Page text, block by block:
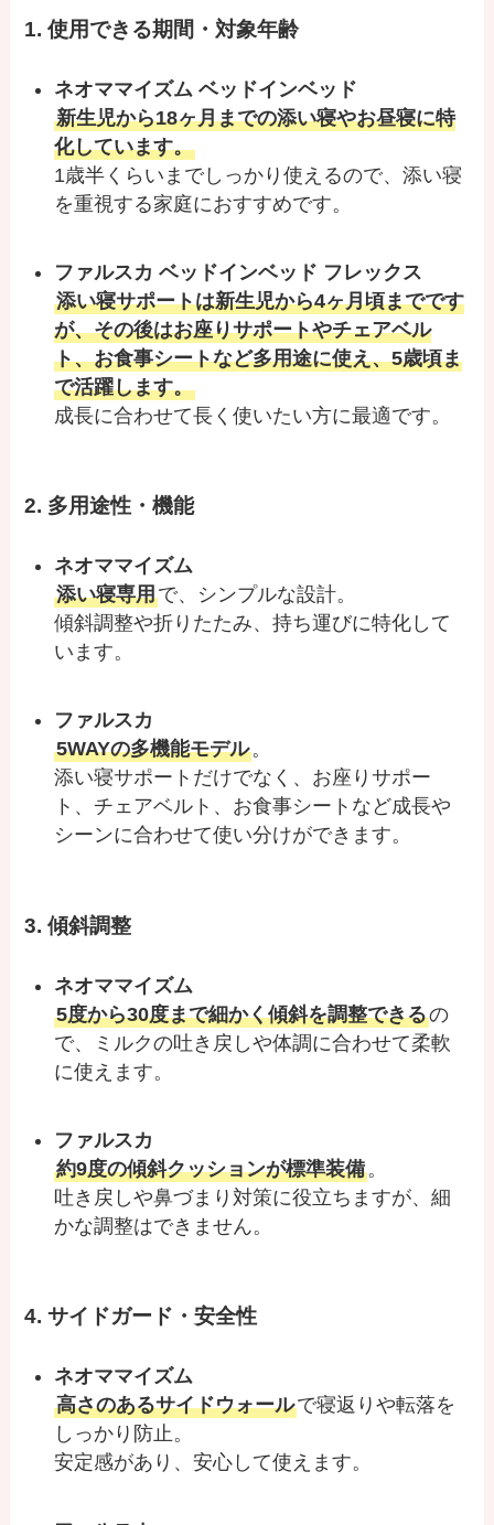
1. 使用できる期間・対象年齢
ネオママイズム ベッドインベッド
新生児から18ヶ月までの添い寝やお昼寝に特
化しています。
1歳半くらいまでしっかり使えるので、添い寝
を重視する家庭におすすめです。
ファルスカ ベッドインベッド フレックス
添い寝サポートは新生児から4ヶ月頃までです
が、その後はお座りサポートやチェアベル
ト、お食事シートなど多用途に使え、5歳頃ま
で活躍します。
成長に合わせて長く使いたい方に最適です。
2. 多用途性・機能
ネオママイズム
添い寝専用で、シンプルな設計。
傾斜調整や折りたたみ、持ち運びに特化して
います。
ファルスカ
5WAYの多機能モデル。
添い寝サポートだけでなく、お座りサポー
ト、チェアベルト、お食事シートなど成長や
シーンに合わせて使い分けができます。
3. 傾斜調整
ネオママイズム
5度から30度まで細かく傾斜を調整できるの
で、ミルクの吐き戻しや体調に合わせて柔軟
に使えます。
ファルスカ
約9度の傾斜クッションが標準装備。
吐き戻しや鼻づまり対策に役立ちますが、細
かな調整はできません。
4. サイドガード・安全性
ネオママイズム
高さのあるサイドウォールで寝返りや転落を
しっかり防止。
安定感があり、安心して使えます。